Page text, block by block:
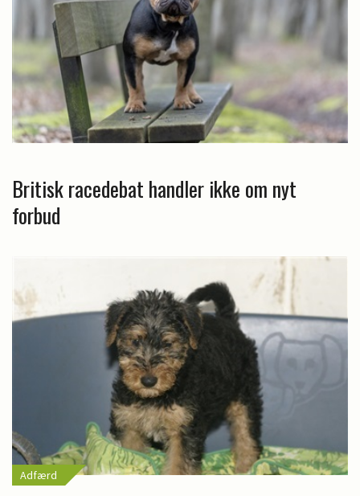
Britisk racedebat handler ikke om nyt
forbud
Adfærd